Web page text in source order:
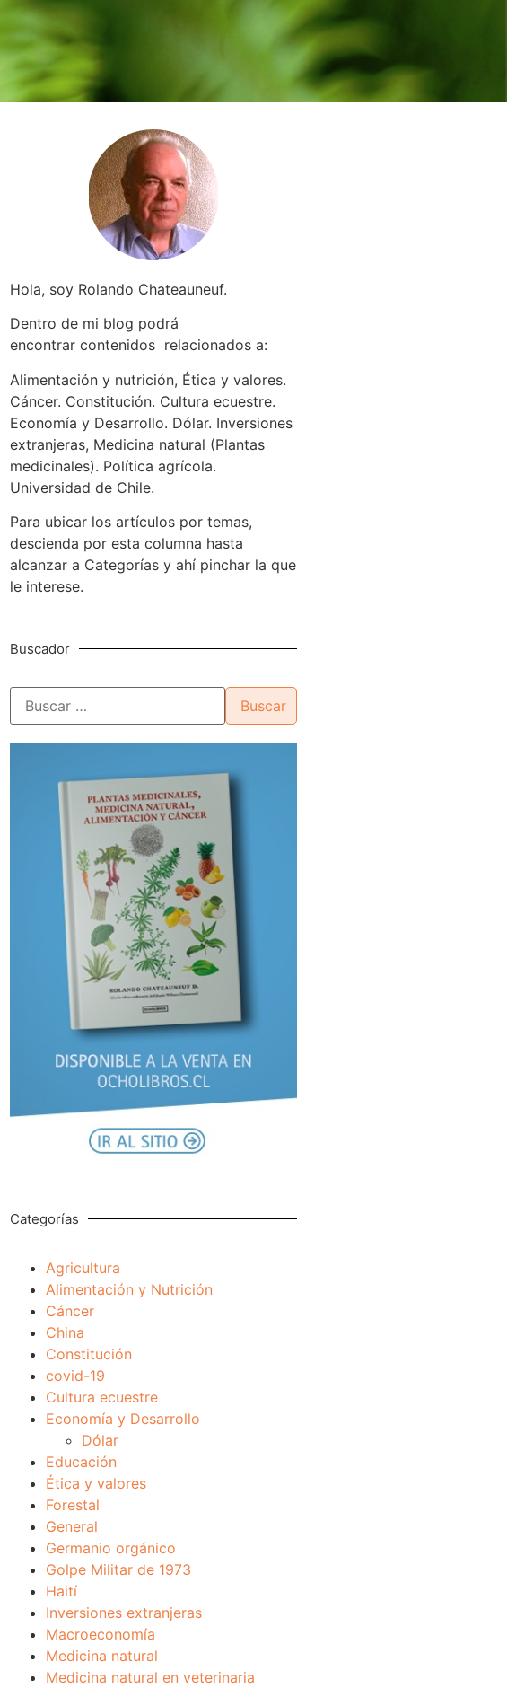
Hola, soy Rolando Chateauneuf.
Dentro de mi blog podrá
encontrar contenidos relacionados a:
Alimentación y nutrición, Ética y valores.
Cáncer. Constitución. Cultura ecuestre.
Economía y Desarrollo. Dólar. Inversiones
extranjeras, Medicina natural (Plantas
medicinales). Política agrícola.
Universidad de Chile.
Para ubicar los artículos por temas,
descienda por esta columna hasta
alcanzar a Categorías y ahí pinchar la que
le interese.
Buscador
Categorías
Agricultura
Alimentación y Nutrición
Cáncer
China
Constitución
covid-19
Cultura ecuestre
Economía y Desarrollo
Dólar
Educación
Ética y valores
Forestal
General
Germanio orgánico
Golpe Militar de 1973
Haití
Inversiones extranjeras
Macroeconomía
Medicina natural
Medicina natural en veterinaria